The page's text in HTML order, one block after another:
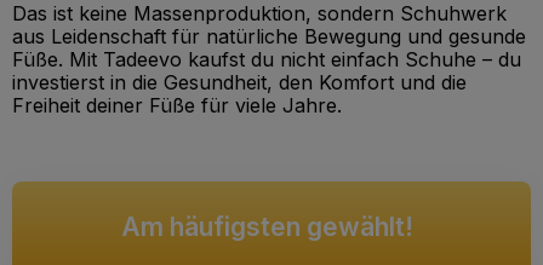
Das ist keine Massenproduktion, sondern Schuhwerk
aus Leidenschaft für natürliche Bewegung und gesunde
Füße. Mit Tadeevo kaufst du nicht einfach Schuhe – du
investierst in die Gesundheit, den Komfort und die
Freiheit deiner Füße für viele Jahre.
Am häufigsten gewählt!